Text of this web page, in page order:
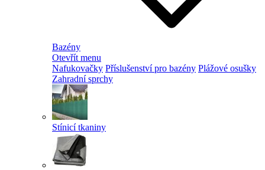
Bazény
Otevřít menu
Nafukovačky Příslušenství pro bazény Plážové osušky
Zahradní sprchy
Stínicí tkaniny